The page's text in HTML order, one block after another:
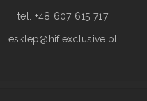
tel. +48 607 615 717
esklep@hifiexclusive.pl